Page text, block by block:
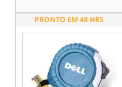
PRONTO EM 48 HRS